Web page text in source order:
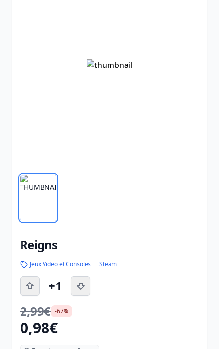
Reigns
Jeux Vidéo et Consoles Steam
+1
2,99€ -67%
0,98€